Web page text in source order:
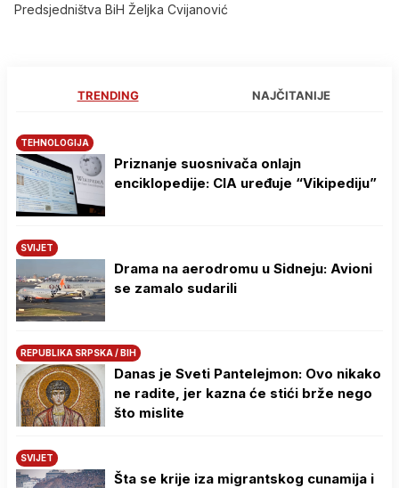
Predsjedništva BiH Željka Cvijanović
TRENDING NAJČITANIJE
TEHNOLOGIJA
Priznanje suosnivača onlajn
enciklopedije: CIA uređuje “Vikipediju”
SVIJET
Drama na aerodromu u Sidneju: Avioni
se zamalo sudarili
REPUBLIKA SRPSKA / BIH
Danas je Sveti Pantelejmon: Ovo nikako
ne radite, jer kazna će stići brže nego
što mislite
SVIJET
Šta se krije iza migrantskog cunamija i